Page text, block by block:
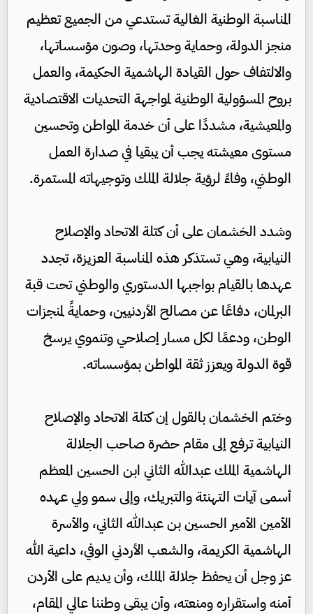
المناسبة الوطنية الغالية تستدعي من الجميع تعظيم
منجز الدولة، وحماية وحدتها، وصون مؤسساتها،
والالتفاف حول القيادة الهاشمية الحكيمة، والعمل
بروح المسؤولية الوطنية لمواجهة التحديات الاقتصادية
والمعيشية، مشددًا على أن خدمة المواطن وتحسين
مستوى معيشته يجب أن يبقيا في صدارة العمل
الوطني، وفاءً لرؤية جلالة الملك وتوجيهاته المستمرة.
وشدد الخشمان على أن كتلة الاتحاد والإصلاح
النيابية، وهي تستذكر هذه المناسبة العزيزة، تجدد
عهدها بالقيام بواجبها الدستوري والوطني تحت قبة
البرلمان، دفاعًا عن مصالح الأردنيين، وحمايةً لمنجزات
الوطن، ودعمًا لكل مسار إصلاحي وتنموي يرسخ
قوة الدولة ويعزز ثقة المواطن بمؤسساته.
وختم الخشمان بالقول إن كتلة الاتحاد والإصلاح
النيابية ترفع إلى مقام حضرة صاحب الجلالة
الهاشمية الملك عبدالله الثاني ابن الحسين المعظم
أسمى آيات التهنئة والتبريك، وإلى سمو ولي عهده
الأمين الأمير الحسين بن عبدالله الثاني، والأسرة
الهاشمية الكريمة، والشعب الأردني الوفي، داعية الله
عز وجل أن يحفظ جلالة الملك، وأن يديم على الأردن
أمنه واستقراره ومنعته، وأن يبقى وطننا عالي المقام،